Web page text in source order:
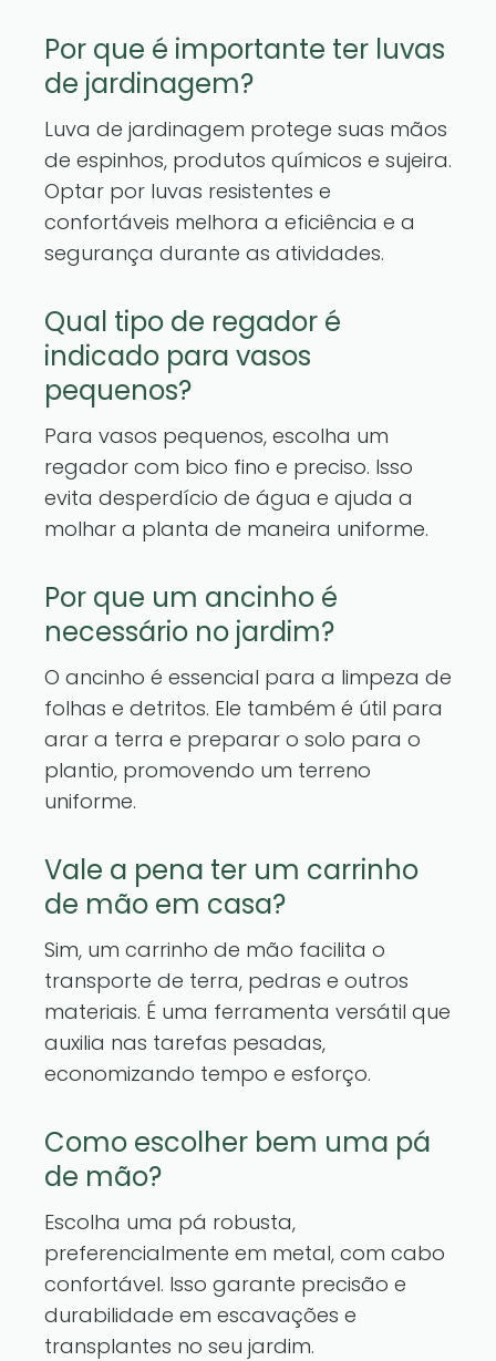
Por que é importante ter luvas
de jardinagem?
Luva de jardinagem protege suas mãos
de espinhos, produtos químicos e sujeira.
Optar por luvas resistentes e
confortáveis melhora a eficiência e a
segurança durante as atividades.
Qual tipo de regador é
indicado para vasos
pequenos?
Para vasos pequenos, escolha um
regador com bico fino e preciso. Isso
evita desperdício de água e ajuda a
molhar a planta de maneira uniforme.
Por que um ancinho é
necessário no jardim?
O ancinho é essencial para a limpeza de
folhas e detritos. Ele também é útil para
arar a terra e preparar o solo para o
plantio, promovendo um terreno
uniforme.
Vale a pena ter um carrinho
de mão em casa?
Sim, um carrinho de mão facilita o
transporte de terra, pedras e outros
materiais. É uma ferramenta versátil que
auxilia nas tarefas pesadas,
economizando tempo e esforço.
Como escolher bem uma pá
de mão?
Escolha uma pá robusta,
preferencialmente em metal, com cabo
confortável. Isso garante precisão e
durabilidade em escavações e
transplantes no seu jardim.